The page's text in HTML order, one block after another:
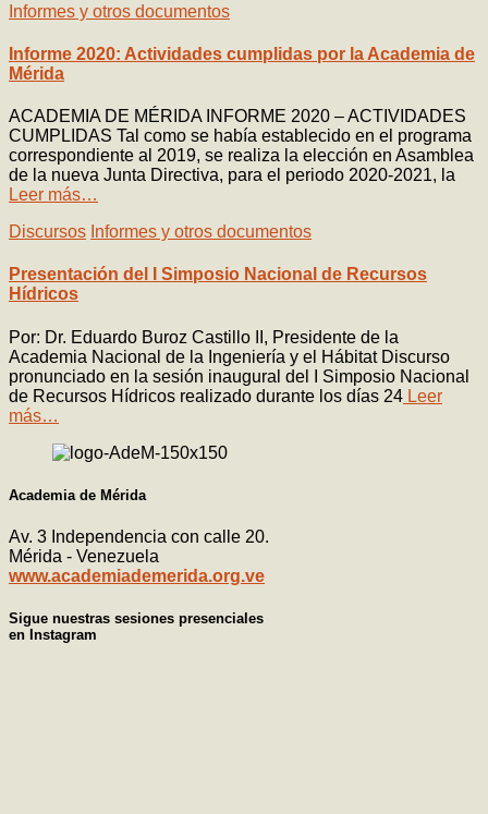
Informes y otros documentos
Informe 2020: Actividades cumplidas por la Academia de
Mérida
ACADEMIA DE MÉRIDA INFORME 2020 – ACTIVIDADES
CUMPLIDAS Tal como se había establecido en el programa
correspondiente al 2019, se realiza la elección en Asamblea
de la nueva Junta Directiva, para el periodo 2020-2021, la
Leer más…
Discursos Informes y otros documentos
Presentación del I Simposio Nacional de Recursos
Hídricos
Por: Dr. Eduardo Buroz Castillo II, Presidente de la
Academia Nacional de la Ingeniería y el Hábitat Discurso
pronunciado en la sesión inaugural del I Simposio Nacional
de Recursos Hídricos realizado durante los días 24 Leer
más…
Academia de Mérida
Av. 3 Independencia con calle 20.
Mérida - Venezuela
www.academiademerida.org.ve
Sigue nuestras sesiones presenciales
en Instagram